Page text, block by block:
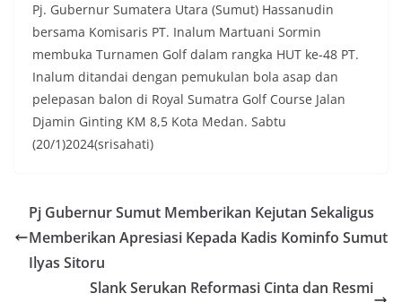
lingkungan, khususnya dalam menyambut
momentum bersejarah HUT Kemerdekaan
Republik Indonesia.‎Kegiatan sambang ini
rencananya akan terus dilaksanakan secara rutin
oleh Bhabinkamtibmas di wilayah Kelurahan
Sunggal sebagai bagian dari upaya menciptakan
situasi Kamtibmas yang aman dan kondusif,
sekaligus menumbuhkan semangat nasionalisme
warga dalam menyambut Hari Kemerdekaan RI.
Pemasangan Bendera Merah Putih Jelang HUT
Kemerdekaan RI‎‎Medan, 5 Agustus 2026 — Dalam
rangka menyambut Hari Ulang Tahun
Kemerdekaan Republik Indonesia yang ke-
81noktahsumutcoomBhabinkamtibmas Kelurahan
Sunggal, Aiptu Muliyadi Suraukur, melaksanakan
Pj. Gubernur Sumatera Utara (Sumut) Hassanudin
bersama Komisaris PT. Inalum Martuani Sormin
membuka Turnamen Golf dalam rangka HUT ke-48 PT.
Inalum ditandai dengan pemukulan bola asap dan
pelepasan balon di Royal Sumatra Golf Course Jalan
Djamin Ginting KM 8,5 Kota Medan. Sabtu
(20/1)2024(srisahati)
Pj Gubernur Sumut Memberikan Kejutan Sekaligus
Memberikan Apresiasi Kepada Kadis Kominfo Sumut
Ilyas Sitoru
Slank Serukan Reformasi Cinta dan Resmi